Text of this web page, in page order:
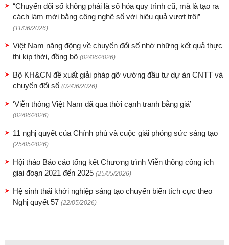
“Chuyển đổi số không phải là số hóa quy trình cũ, mà là tạo ra
cách làm mới bằng công nghệ số với hiệu quả vượt trội”
(11/06/2026)
Việt Nam năng động về chuyển đổi số nhờ những kết quả thực
thi kịp thời, đồng bộ (02/06/2026)
Bộ KH&CN đề xuất giải pháp gỡ vướng đầu tư dự án CNTT và
chuyển đổi số (02/06/2026)
‘Viễn thông Việt Nam đã qua thời cạnh tranh bằng giá’
(02/06/2026)
11 nghị quyết của Chính phủ và cuộc giải phóng sức sáng tạo
(25/05/2026)
Hội thảo Báo cáo tổng kết Chương trình Viễn thông công ích
giai đoạn 2021 đến 2025 (25/05/2026)
Hệ sinh thái khởi nghiệp sáng tạo chuyển biến tích cực theo
Nghị quyết 57 (22/05/2026)